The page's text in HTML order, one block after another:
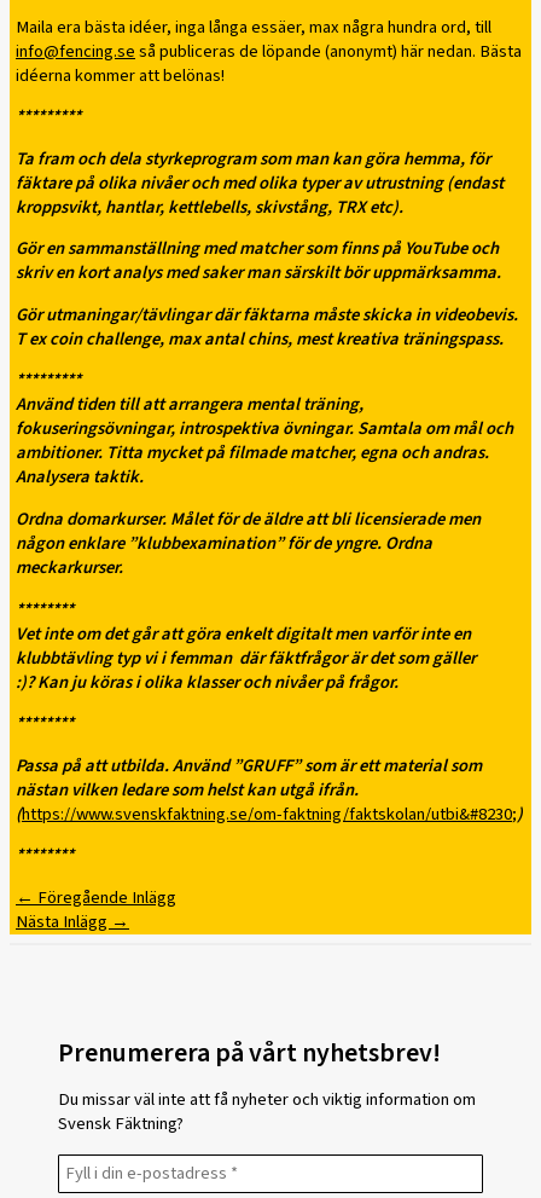
Maila era bästa idéer, inga långa essäer, max några hundra ord, till
info@fencing.seså publiceras de löpande (anonymt) här nedan. Bästa
idéerna kommer att belönas!
*********
Ta fram och dela styrkeprogram som man kan göra hemma, för
fäktare på olika nivåer och med olika typer av utrustning (endast
kroppsvikt, hantlar, kettlebells, skivstång, TRX etc).
Gör en sammanställning med matcher som finns på YouTube och
skriv en kort analys med saker man särskilt bör uppmärksamma.
Gör utmaningar/tävlingar där fäktarna måste skicka in videobevis.
T ex coin challenge, max antal chins, mest kreativa träningspass.
*********
Använd tiden till att arrangera mental träning,
fokuseringsövningar, introspektiva övningar. Samtala om mål och
ambitioner. Titta mycket på filmade matcher, egna och andras.
Analysera taktik.
Ordna domarkurser. Målet för de äldre att bli licensierade men
någon enklare ”klubbexamination” för de yngre. Ordna
meckarkurser.
********
Vet inte om det går att göra enkelt digitalt men varför inte en
klubbtävling typ vi i femman där fäktfrågor är det som gäller
:)?Kan ju köras i olika klasser och nivåer på frågor.
********
Passa på att utbilda. Använd ”GRUFF” som är ett material som
nästan vilken ledare som helst kan utgå ifrån.
(https://www.svenskfaktning.se/om-faktning/faktskolan/utbi&#8230;)
********
← Föregående Inlägg
Nästa Inlägg →
Prenumerera på vårt nyhetsbrev!
Du missar väl inte att få nyheter och viktig information om
Svensk Fäktning?